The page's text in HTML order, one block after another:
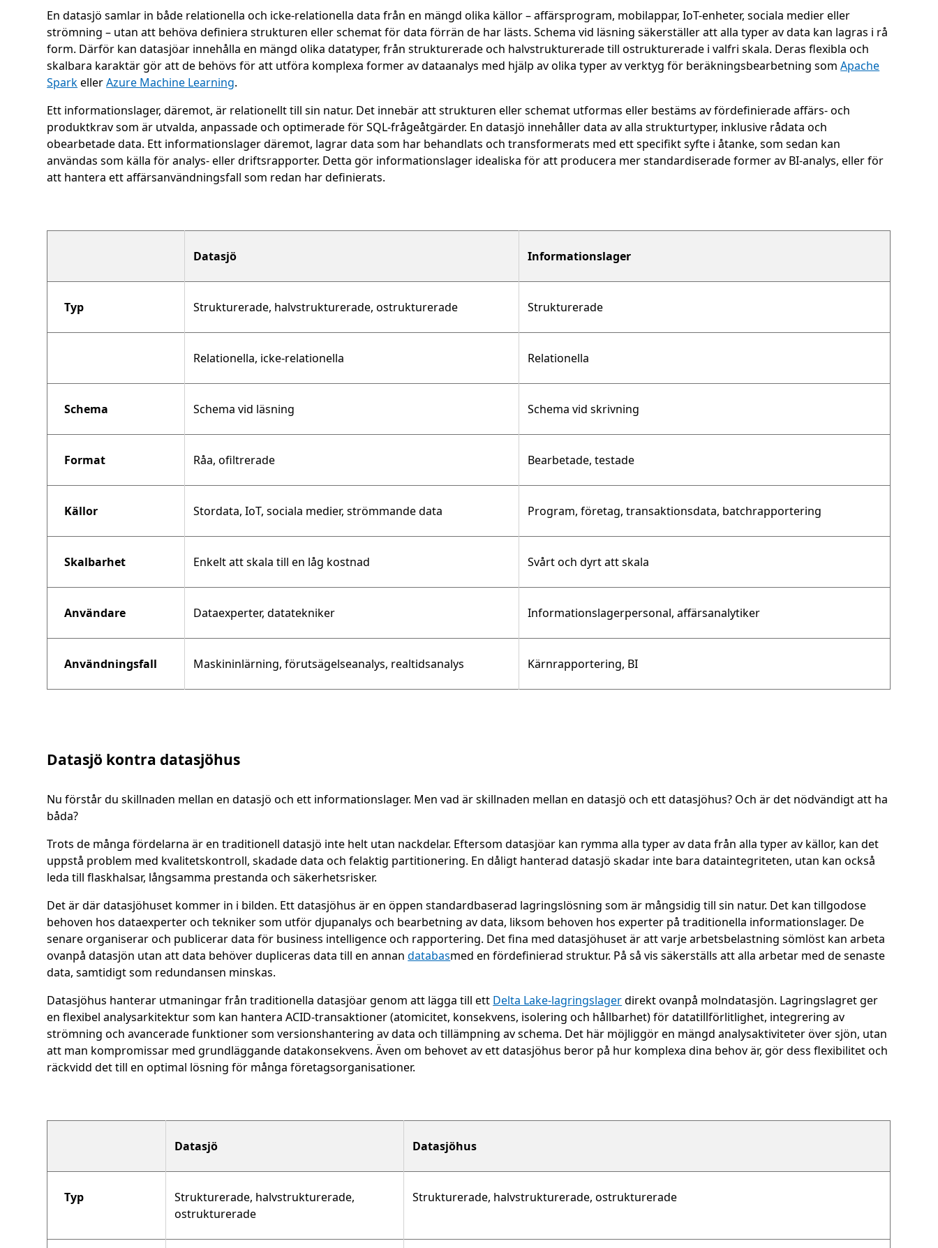
En datasjö samlar in både relationella och icke-relationella data från en mängd olika källor – affärsprogram, mobilappar, IoT-enheter, sociala medier eller
strömning – utan att behöva definiera strukturen eller schemat för data förrän de har lästs. Schema vid läsning säkerställer att alla typer av data kan lagras i rå
form. Därför kan datasjöar innehålla en mängd olika datatyper, från strukturerade och halvstrukturerade till ostrukturerade i valfri skala. Deras flexibla och
skalbara karaktär gör att de behövs för att utföra komplexa former av dataanalys med hjälp av olika typer av verktyg för beräkningsbearbetning somApache
SparkellerAzure Machine Learning.
Ett informationslager, däremot, är relationellt till sin natur. Det innebär att strukturen eller schemat utformas eller bestäms av fördefinierade affärs- och
produktkrav som är utvalda, anpassade och optimerade för SQL-frågeåtgärder. En datasjö innehåller data av alla strukturtyper, inklusive rådata och
obearbetade data. Ett informationslager däremot, lagrar data som har behandlats och transformerats med ett specifikt syfte i åtanke, som sedan kan
användas som källa för analys- eller driftsrapporter. Detta gör informationslager idealiska för att producera mer standardiserade former av BI-analys, eller för
att hantera ett affärsanvändningsfall som redan har definierats.
Datasjö Informationslager
Typ Strukturerade, halvstrukturerade, ostrukturerade Strukturerade
Relationella, icke-relationella Relationella
Schema Schema vid läsning Schema vid skrivning
Format Råa, ofiltrerade Bearbetade, testade
Källor Stordata, IoT, sociala medier, strömmande data Program, företag, transaktionsdata, batchrapportering
Skalbarhet Enkelt att skala till en låg kostnad Svårt och dyrt att skala
Användare Dataexperter, datatekniker Informationslagerpersonal, affärsanalytiker
Användningsfall Maskininlärning, förutsägelseanalys, realtidsanalys Kärnrapportering, BI
Datasjö kontra datasjöhus
Nu förstår du skillnaden mellan en datasjö och ett informationslager. Men vad är skillnaden mellan en datasjö och ett datasjöhus? Och är det nödvändigt att ha
båda?
Trots de många fördelarna är en traditionell datasjö inte helt utan nackdelar. Eftersom datasjöar kan rymma alla typer av data från alla typer av källor, kan det
uppstå problem med kvalitetskontroll, skadade data och felaktig partitionering. En dåligt hanterad datasjö skadar inte bara dataintegriteten, utan kan också
leda till flaskhalsar, långsamma prestanda och säkerhetsrisker.
Det är där datasjöhuset kommer in i bilden. Ett datasjöhus är en öppen standardbaserad lagringslösning som är mångsidig till sin natur. Det kan tillgodose
behoven hos dataexperter och tekniker som utför djupanalys och bearbetning av data, liksom behoven hos experter på traditionella informationslager. De
senare organiserar och publicerar data för business intelligence och rapportering. Det fina med datasjöhuset är att varje arbetsbelastning sömlöst kan arbeta
ovanpå datasjön utan att data behöver dupliceras data till en annandatabasmed en fördefinierad struktur. På så vis säkerställs att alla arbetar med de senaste
data, samtidigt som redundansen minskas.
Datasjöhus hanterar utmaningar från traditionella datasjöar genom att lägga till ett Delta Lake-lagringslagerdirekt ovanpå molndatasjön. Lagringslagret ger
en flexibel analysarkitektur som kan hantera ACID-transaktioner (atomicitet, konsekvens, isolering och hållbarhet) för datatillförlitlighet, integrering av
strömning och avancerade funktioner som versionshantering av data och tillämpning av schema. Det här möjliggör en mängd analysaktiviteter över sjön, utan
att man kompromissar med grundläggande datakonsekvens. Även om behovet av ett datasjöhus beror på hur komplexa dina behov är, gör dess flexibilitet och
räckvidd det till en optimal lösning för många företagsorganisationer.
Datasjö Datasjöhus
Typ
Strukturerade, halvstrukturerade,
ostrukturerade
Strukturerade, halvstrukturerade, ostrukturerade